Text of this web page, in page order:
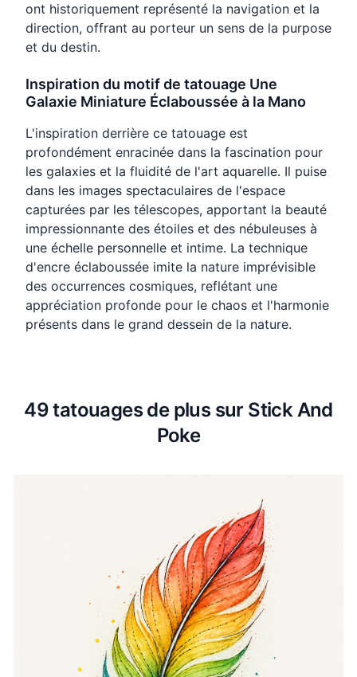
ont historiquement représenté la navigation et la
direction, offrant au porteur un sens de la purpose
et du destin.
Inspiration du motif de tatouage Une
Galaxie Miniature Éclaboussée à la Mano
L'inspiration derrière ce tatouage est
profondément enracinée dans la fascination pour
les galaxies et la fluidité de l'art aquarelle. Il puise
dans les images spectaculaires de l'espace
capturées par les télescopes, apportant la beauté
impressionnante des étoiles et des nébuleuses à
une échelle personnelle et intime. La technique
d'encre éclaboussée imite la nature imprévisible
des occurrences cosmiques, reflétant une
appréciation profonde pour le chaos et l'harmonie
présents dans le grand dessein de la nature.
49 tatouages de plus sur Stick And
Poke